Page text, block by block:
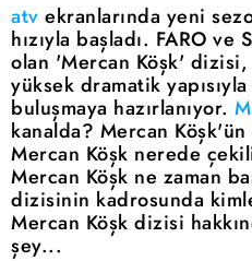
atv ekranlarında yeni
hızıyla başladı. FARO ve
olan 'Mercan Köşk'
yüksek dramatik
buluşmaya hazırlanıyor.
kanalda? Mercan
Mercan Köşk nerede
Mercan Köşk ne zaman
dizisinin kadrosunda
Mercan Köşk dizisi
şey...